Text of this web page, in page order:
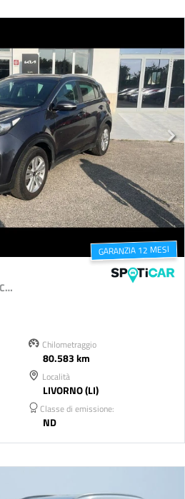
GARANZIA 12 MESI
SPORTAGE IV 2016 1.7 CRDI COOL 2WD 115CV
Chilometraggio
80.583 km
Località
LIVORNO (LI)
Classe di emissione:
ND